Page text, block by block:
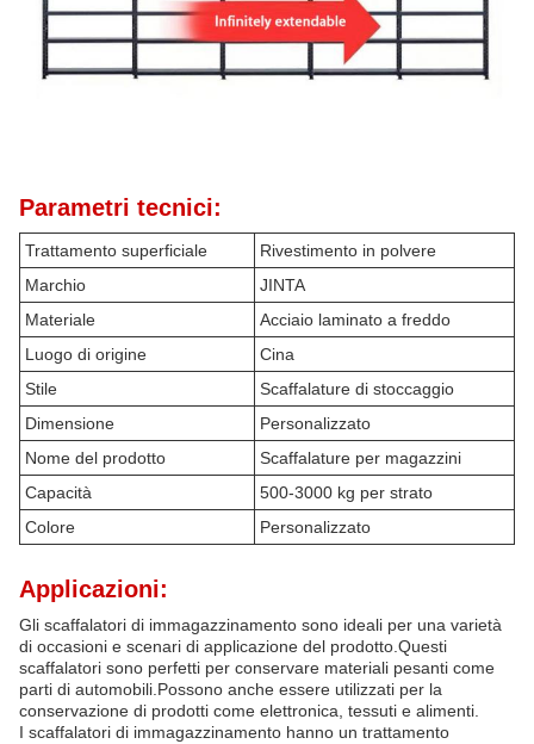
Parametri tecnici:
Trattamento superficiale
Rivestimento in polvere
Marchio
JINTA
Materiale
Acciaio laminato a freddo
Luogo di origine
Cina
Stile
Scaffalature di stoccaggio
Dimensione
Personalizzato
Nome del prodotto
Scaffalature per magazzini
Capacità
500-3000 kg per strato
Colore
Personalizzato
Applicazioni:
Gli scaffalatori di immagazzinamento sono ideali per una varietà
di occasioni e scenari di applicazione del prodotto.Questi
scaffalatori sono perfetti per conservare materiali pesanti come
parti di automobili.Possono anche essere utilizzati per la
conservazione di prodotti come elettronica, tessuti e alimenti.
I scaffalatori di immagazzinamento hanno un trattamento